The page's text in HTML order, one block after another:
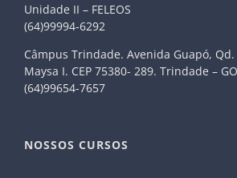
Unidade II – FELEOS
(64)99994-6292
Câmpus Trindade. Avenida Guapó,
Maysa I. CEP 75380- 289. Trindade – GO
(64)99654-7657
NOSSOS CURSOS